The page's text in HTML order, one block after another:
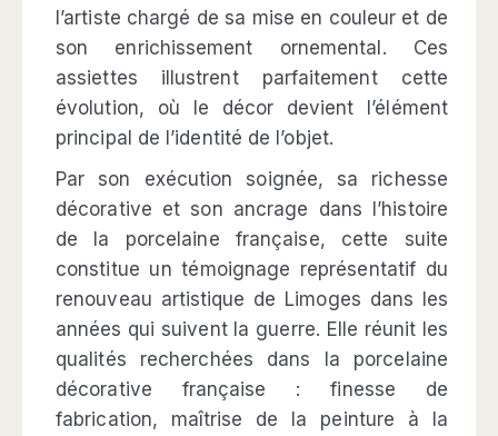
l’artiste chargé de sa mise en couleur et de
son enrichissement ornemental. Ces
assiettes illustrent parfaitement cette
évolution, où le décor devient l’élément
principal de l’identité de l’objet.
Par son exécution soignée, sa richesse
décorative et son ancrage dans l’histoire
de la porcelaine française, cette suite
constitue un témoignage représentatif du
renouveau artistique de Limoges dans les
années qui suivent la guerre. Elle réunit les
qualités recherchées dans la porcelaine
décorative française : finesse de
fabrication, maîtrise de la peinture à la